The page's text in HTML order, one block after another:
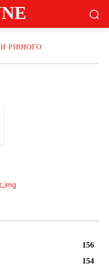
РІВНОГО
156
154